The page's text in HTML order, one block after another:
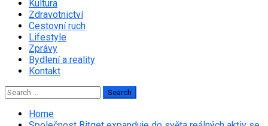
Kultura
Zdravotnictví
Cestovní ruch
Lifestyle
Zprávy
Bydlení a reality
Kontakt
Search
for:
Home